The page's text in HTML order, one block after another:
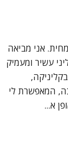
אני מביאה
עשיר ומעמיק
המאפשרת לי
א...